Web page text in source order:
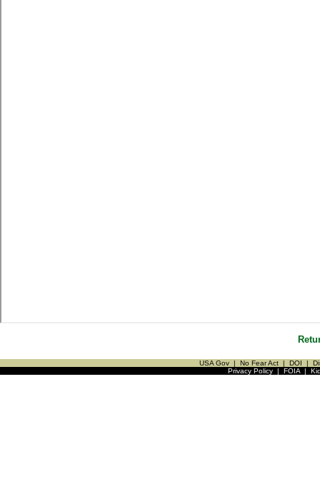
USA Gov | No Fear Act | DOI |
Privacy Policy| FOIA|